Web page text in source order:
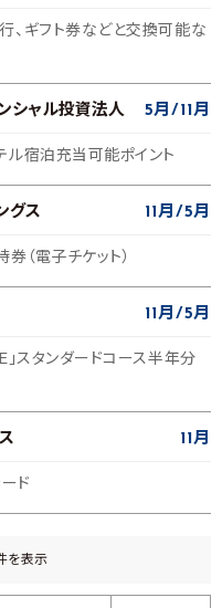
、ギフト券などと交換可能な
シャル投資法人 5月 11月
宿泊充当可能ポイント
グス 11月 5月
（電子チケット）
11月 5月
」スタンダードコース半年分
11月
ド
を表示